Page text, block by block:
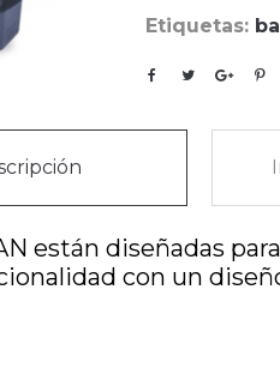
Etiquetas:
están diseñadas
con un